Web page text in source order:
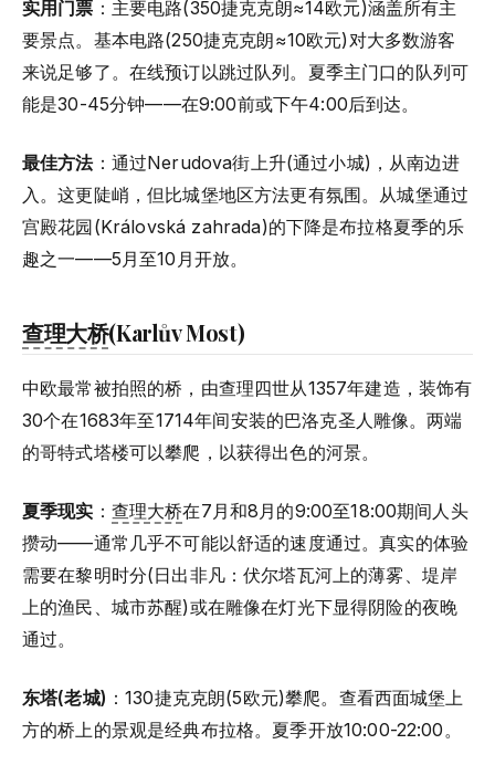
实用门票 ：主要电路(350捷克克朗≈14欧元)涵盖所有主
要景点。基本电路(250捷克克朗≈10欧元)对大多数游客
来说足够了。在线预订以跳过队列。夏季主门口的队列可
能是30-45分钟——在9:00前或下午4:00后到达。
最佳方法：通过Nerudova街上升(通过小城)，从南边进
入。这更陡峭，但比城堡地区方法更有氛围。从城堡通过
宫殿花园(Královská zahrada)的下降是布拉格夏季的乐
趣之一——5月至10月开放。
查理大桥(Karlův Most)
中欧最常被拍照的桥，由查理四世从1357年建造，装饰有
30个在1683年至1714年间安装的巴洛克圣人雕像。两端
的哥特式塔楼可以攀爬，以获得出色的河景。
夏季现实 ： 查理大桥在7月和8月的9:00至18:00期间人头
攒动——通常几乎不可能以舒适的速度通过。真实的体验
需要在黎明时分(日出非凡：伏尔塔瓦河上的薄雾、堤岸
上的渔民、城市苏醒)或在雕像在灯光下显得阴险的夜晚
通过。
东塔(老城) ：130捷克克朗(5欧元)攀爬。查看西面城堡上
方的桥上的景观是经典布拉格。夏季开放10:00-22:00。